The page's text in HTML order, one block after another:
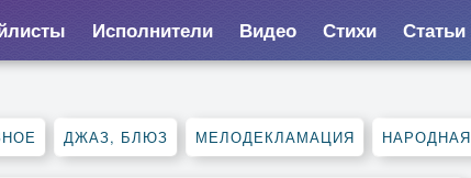
Исполнители Видео Стихи Статьи
ДЖАЗ, БЛЮЗ МЕЛОДЕКЛАМАЦИЯ НАРОДНАЯ